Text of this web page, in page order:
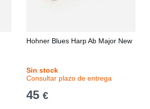
Hohner Blues Harp Ab Major New
Sin stock
Consultar plazo de entrega
45 €